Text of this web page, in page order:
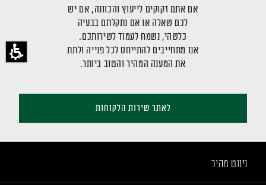
אם אתם זקוקים לייעוץ והכוונה, אם יש
לכם שאלה או אם נתקלתם בבעיה
כלשהי, נשמח לעמוד לשירותכם.
אנו מתחייבים להתייחס לכל פנייה ולתת
את המענה המהיר והטוב ביותר.
לאתר שירות הלקוחות
ניווט מהיר